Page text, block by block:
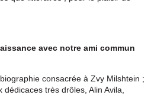
avec notre ami commun
consacrée à Zvy Milshtein ;
très drôles, Alin Avila,